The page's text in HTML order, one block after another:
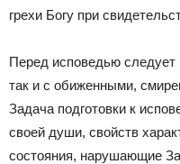
грехи Богу при
Перед исповедью следует
так и с обиженными,
Задача подготовки к
своей души, свойств
состояния, нарушающие